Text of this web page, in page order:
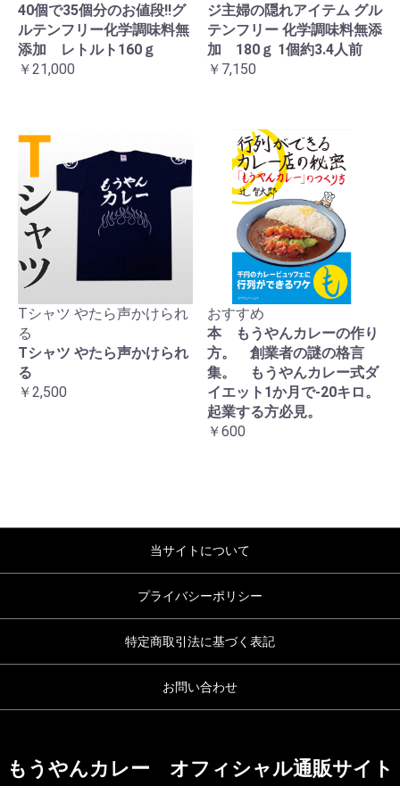
40個で35個分のお値段!!グ
ルテンフリー化学調味料無
添加 レトルト160ｇ
￥21,000
ジ主婦の隠れアイテム グル
テンフリー 化学調味料無添
加 180ｇ 1個約3.4人前
￥7,150
Tシャツ やたら声かけられ
る
Tシャツ やたら声かけられ
る
￥2,500
おすすめ
本 もうやんカレーの作り
方。 創業者の謎の格言
集。 もうやんカレー式ダ
イエット1か月で-20キロ。
起業する方必見。
￥600
当サイトについて
プライバシーポリシー
特定商取引法に基づく表記
お問い合わせ
もうやんカレー オフィシャル通販サイト